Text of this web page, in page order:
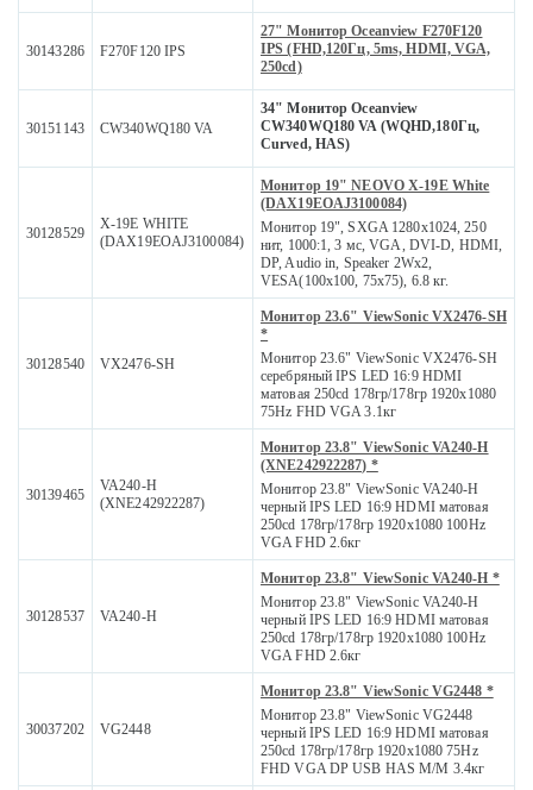
30143286 F270F120 IPS
27" Монитор Oceanview F270F120
IPS (FHD,120Гц, 5ms, HDMI, VGA,
250cd)
30151143 CW340WQ180 VA
34" Монитор Oceanview
CW340WQ180 VA (WQHD,180Гц,
Curved, HAS)
30128529
X-19E WHITE
(DAX19EOAJ3100084)
Монитор 19" NEOVO X-19E White
(DAX19EOAJ3100084)
Монитор 19", SXGA 1280x1024, 250
нит, 1000:1, 3 мс, VGA, DVI-D, HDMI,
DP, Audio in, Speaker 2Wx2,
VESA(100x100, 75x75), 6.8 кг.
30128540 VX2476-SH
Монитор 23.6" ViewSonic VX2476-SH
*
Монитор 23.6" ViewSonic VX2476-SH
серебряный IPS LED 16:9 HDMI
матовая 250cd 178гр/178гр 1920x1080
75Hz FHD VGA 3.1кг
30139465
VA240-H
(XNE242922287)
Монитор 23.8" ViewSonic VA240-H
(XNE242922287) *
Монитор 23.8" ViewSonic VA240-H
черный IPS LED 16:9 HDMI матовая
250cd 178гр/178гр 1920x1080 100Hz
VGA FHD 2.6кг
30128537 VA240-H
Монитор 23.8" ViewSonic VA240-H *
Монитор 23.8" ViewSonic VA240-H
черный IPS LED 16:9 HDMI матовая
250cd 178гр/178гр 1920x1080 100Hz
VGA FHD 2.6кг
30037202 VG2448
Монитор 23.8" ViewSonic VG2448 *
Монитор 23.8" ViewSonic VG2448
черный IPS LED 16:9 HDMI матовая
250cd 178гр/178гр 1920x1080 75Hz
FHD VGA DP USB HAS M/M 3.4кг